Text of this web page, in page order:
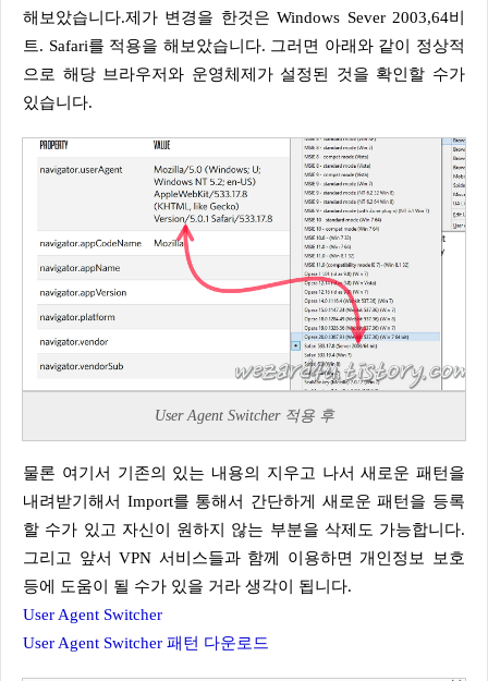
해보았습니다.제가 변경을 한것은 Windows Sever 2003,64비
트. Safari를 적용을 해보았습니다. 그러면 아래와 같이 정상적
으로 해당 브라우저와 운영체제가 설정된 것을 확인할 수가
있습니다.
User Agent Switcher 적용 후
물론 여기서 기존의 있는 내용의 지우고 나서 새로운 패턴을
내려받기해서 Import를 통해서 간단하게 새로운 패턴을 등록
할 수가 있고 자신이 원하지 않는 부분을 삭제도 가능합니다.
그리고 앞서 VPN 서비스들과 함께 이용하면 개인정보 보호
등에 도움이 될 수가 있을 거라 생각이 됩니다.
User Agent Switcher
User Agent Switcher 패턴 다운로드